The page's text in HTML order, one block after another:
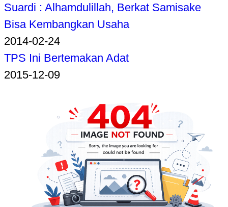
Suardi : Alhamdulillah, Berkat Samisake
Bisa Kembangkan Usaha
2014-02-24
TPS Ini Bertemakan Adat
2015-12-09